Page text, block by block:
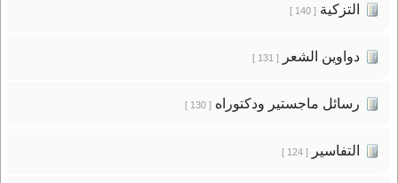
التزكية[ 140 ]
دواوين الشعر[ 131 ]
رسائل ماجستير ودكتوراه[ 130 ]
التفاسير[ 124 ]